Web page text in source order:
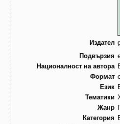
Издател
Подвързия
Националност на автора
Формат
Език
Тематики
Жанр
Категория